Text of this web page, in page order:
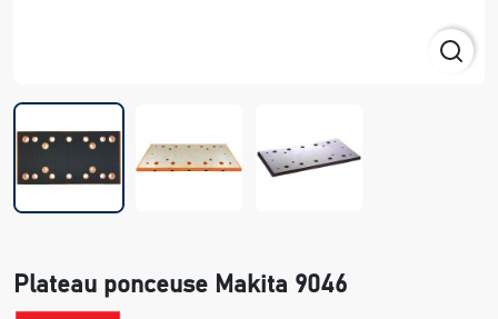
Plateau ponceuse Makita 9046